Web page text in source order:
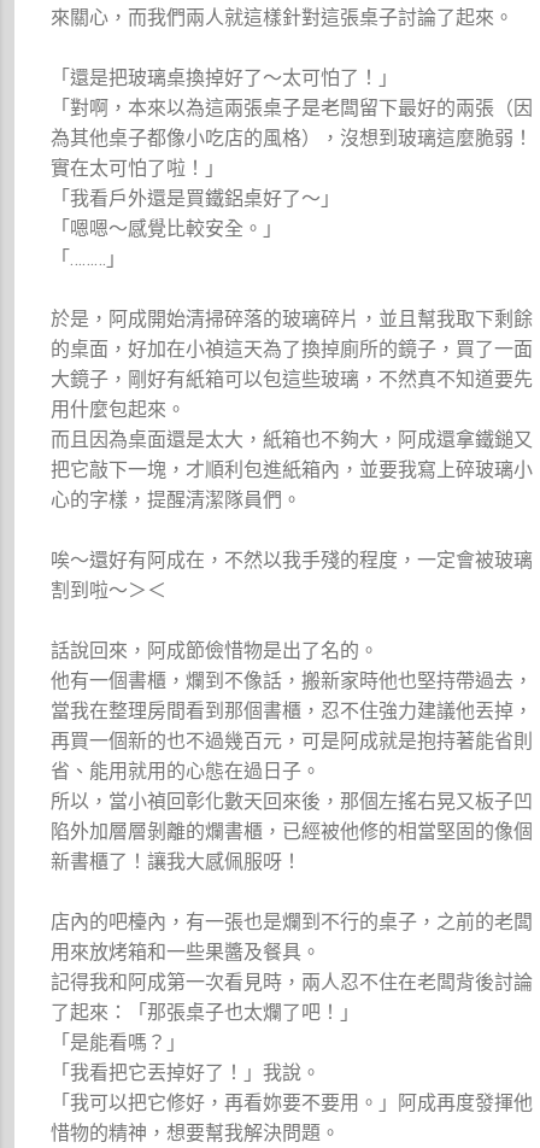
來關心，而我們兩人就這樣針對這張桌子討論了起來。
「還是把玻璃桌換掉好了～太可怕了！」
「對啊，本來以為這兩張桌子是老闆留下最好的兩張（因
為其他桌子都像小吃店的風格），沒想到玻璃這麼脆弱！
實在太可怕了啦！」
「我看戶外還是買鐵鋁桌好了～」
「嗯嗯～感覺比較安全。」
「………」
於是，阿成開始清掃碎落的玻璃碎片，並且幫我取下剩餘
的桌面，好加在小禎這天為了換掉廁所的鏡子，買了一面
大鏡子，剛好有紙箱可以包這些玻璃，不然真不知道要先
用什麼包起來。
而且因為桌面還是太大，紙箱也不夠大，阿成還拿鐵鎚又
把它敲下一塊，才順利包進紙箱內，並要我寫上碎玻璃小
心的字樣，提醒清潔隊員們。
唉～還好有阿成在，不然以我手殘的程度，一定會被玻璃
割到啦～＞＜
話說回來，阿成節儉惜物是出了名的。
他有一個書櫃，爛到不像話，搬新家時他也堅持帶過去，
當我在整理房間看到那個書櫃，忍不住強力建議他丟掉，
再買一個新的也不過幾百元，可是阿成就是抱持著能省則
省、能用就用的心態在過日子。
所以，當小禎回彰化數天回來後，那個左搖右晃又板子凹
陷外加層層剝離的爛書櫃，已經被他修的相當堅固的像個
新書櫃了！讓我大感佩服呀！
店內的吧檯內，有一張也是爛到不行的桌子，之前的老闆
用來放烤箱和一些果醬及餐具。
記得我和阿成第一次看見時，兩人忍不住在老闆背後討論
了起來：「那張桌子也太爛了吧！」
「是能看嗎？」
「我看把它丟掉好了！」我說。
「我可以把它修好，再看妳要不要用。」阿成再度發揮他
惜物的精神，想要幫我解決問題。